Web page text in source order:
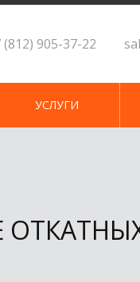
(812) 905-37-22
УСЛУГИ